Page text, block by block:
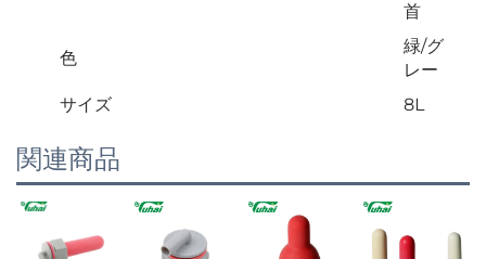
首
色
緑/グ
レー
サイズ
8L
関連商品